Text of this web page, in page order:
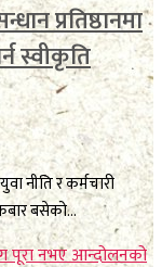
प्रतिष्ठानमा
स्वीकृति
नीति र कर्मचारी
बसेको...